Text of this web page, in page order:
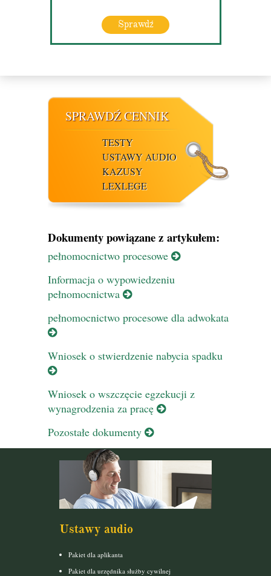
Sprawdź
SPRAWDŹ CENNIK
TESTY
USTAWY AUDIO
KAZUSY
LEXLEGE
Dokumenty powiązane z artykułem:
pełnomocnictwo procesowe
Informacja o wypowiedzeniu
pełnomocnictwa
pełnomocnictwo procesowe dla adwokata
Wniosek o stwierdzenie nabycia spadku
Wniosek o wszczęcie egzekucji z
wynagrodzenia za pracę
Pozostałe dokumenty
Ustawy audio
Pakiet dla aplikanta
Pakiet dla urzędnika służby cywilnej